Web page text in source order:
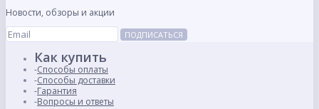
Новости, обзоры и акции
ПОДПИСАТЬСЯ
Как купить
Способы оплаты
Способы доставки
Гарантия
Вопросы и ответы